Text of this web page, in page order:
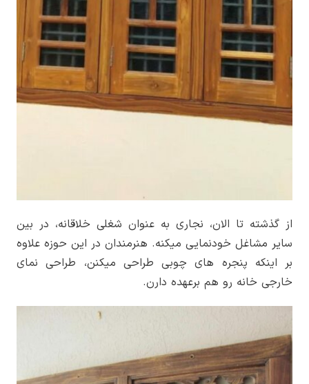
از گذشته تا الان، نجاری به عنوان شغلی خلاقانه، در بین
سایر مشاغل خودنمایی میکنه. هنرمندان در این حوزه علاوه
بر اینکه پنجره های چوبی طراحی می­کنن، طراحی نمای
خارجی خانه رو هم برعهده دارن.